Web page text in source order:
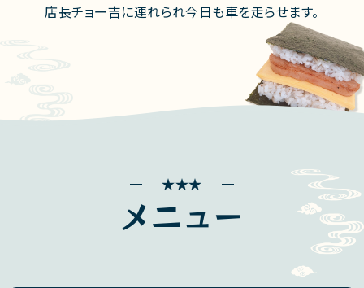
店長チョー吉に連れられ今日も車を走らせます。
メニュー